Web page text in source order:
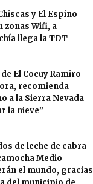
y El Espino
zonas Wifi, a
llega la TDT
El Cocuy Ramiro
recomienda
a la Sierra Nevada
la nieve”
de leche de cabra
Medio
el mundo, gracias